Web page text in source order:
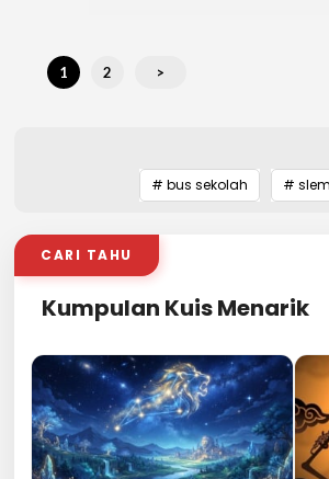
1 2 >
# bus sekolah #
CARI TAHU
Kumpulan Kuis Menarik